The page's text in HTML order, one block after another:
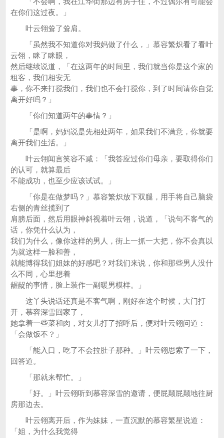
在你们这过夜。」
叶云翎耸了耸肩。
「虽然我不知道你对我妈做了什么，」慕容繁炽看了看叶
云翎，眯了眯眼，
然后继续说道，「在这两年的时间里，我们就当你是这个家的
租客，我们相安无
事，你不来打搅我们，我们也不会打搅你，到了时间请你自觉
离开好吗？」
「你们知道两年的事情？」
「是啊，妈妈说是先相处两年，如果我们不满意，你就要
离开我们生活。」
叶云翎闻言笑容不减：「我答应过你们母亲，要取得你们
的认可，就算最后
不能成功，也至少应该试试。」
「你是在做梦吗？」慕容繁炽放下双腿，用手将自己脑袋
右侧的青丝揽到了
肩膀后面，然后用眼神斜视着叶云翎，说道，「说句不客气的
话，你凭什么认为，
我们为什么，像你这样的男人，街上一抓一大把，你不会真以
为就这样一脸和善，
就能博得我们姐妹的好感吧？对我们来说，你和那些男人没什
么不同，心里想着
龌龊的事情，脸上装作一副暖男模样。」
这丫头说话还真是不客气啊，刚好在这个时候，大门打
开，慕容深雪回家了，
她拿着一些菜和肉，对女儿打了招呼后，便对叶云翎问道：
「会做饭不？」
「能入口，吃了不会拉肚子那种。」叶云翎思索了一下，
回答道。
「那就来帮忙。」
「好。」叶云翎听到慕容深雪的邀请，便屁颠屁颠地往厨
房那边去。
叶云翎离开后，作为妹妹，一直沉默的慕容繁星说道：
「姐，为什么我觉得